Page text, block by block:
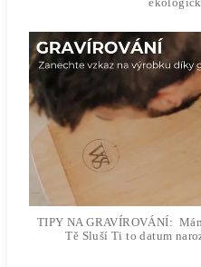
TIPY NA GRAVÍROVÁNÍ:
Tě Sluší Ti to datum